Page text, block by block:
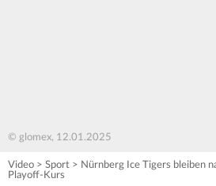
© glomex, 12.01.2025
Video > Sport > Nürnberg Ice Tigers bleiben
Playoff-Kurs